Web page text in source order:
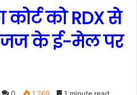
कोर्ट को RDX से
जज के ई-मेल पर